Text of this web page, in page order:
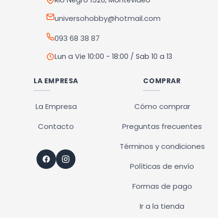
universohobby@hotmail.com
093 68 38 87
Lun a Vie 10:00 - 18:00 / Sab 10 a 13
LA EMPRESA
La Empresa
Contacto
COMPRAR
Cómo comprar
Preguntas frecuentes
Términos y condiciones
Políticas de envío
Formas de pago
Ir a la tienda